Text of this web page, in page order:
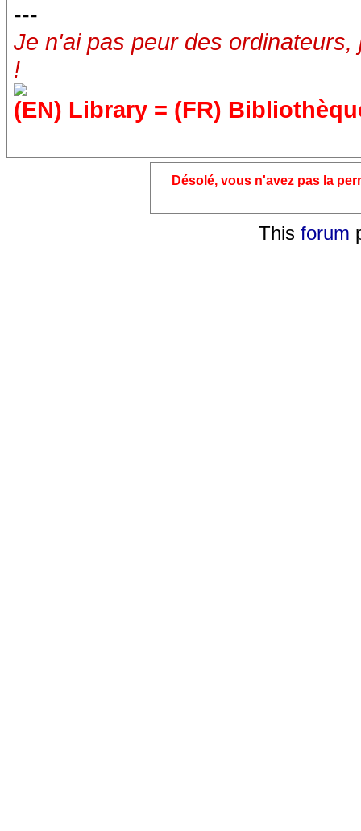
---
Je n'ai pas peur des
!
(EN) Library = (FR)
Désolé, vous n'avez pas la
This forum